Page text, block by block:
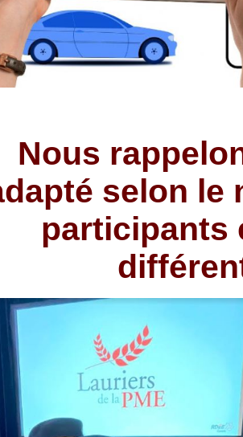
Nous
selon le
participants